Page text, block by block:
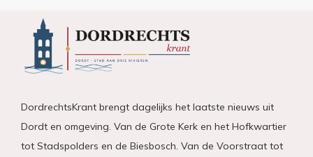
DordrechtsKrant brengt dagelijks het laatste nieuws uit
Dordt en omgeving. Van de Grote Kerk en het Hofkwartier
tot Stadspolders en de Biesbosch. Van de Voorstraat tot